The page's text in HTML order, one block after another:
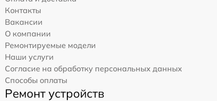
Контакты
Вакансии
О компании
Ремонтируемые модели
Наши услуги
Согласие на обработку персональных данных
Способы оплаты
Ремонт устройств